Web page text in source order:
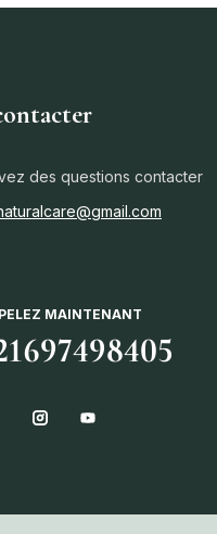
des questions contacter
MAINTENANT